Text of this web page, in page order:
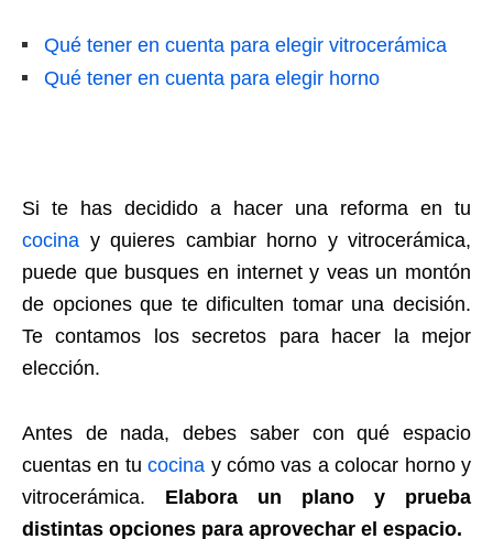
Qué tener en cuenta para elegir vitrocerámica
Qué tener en cuenta para elegir horno
Si te has decidido a hacer una reforma en tu
cocina y quieres cambiar horno y vitrocerámica,
puede que busques en internet y veas un montón
de opciones que te dificulten tomar una decisión.
Te contamos los secretos para hacer la mejor
elección.
Antes de nada, debes saber con qué espacio
cuentas en tucocina y cómo vas a colocar horno y
vitrocerámica. Elabora un plano y prueba
distintas opciones para aprovechar el espacio.